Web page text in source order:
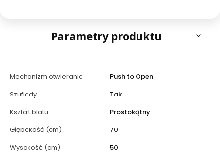
Parametry produktu
Mechanizm otwierania
Push to Open
Szuflady
Tak
Kształt blatu
Prostokątny
Głębokość (cm)
70
Wysokość (cm)
50